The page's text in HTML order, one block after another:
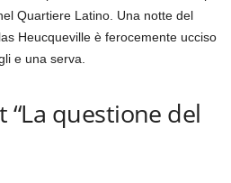
Quartiere Latino. Una notte del
Heucqueville è ferocemente ucciso
e una serva.
“La questione del